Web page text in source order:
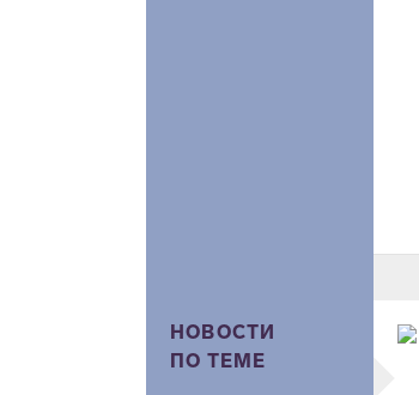
НОВОСТИ
ПО ТЕМЕ